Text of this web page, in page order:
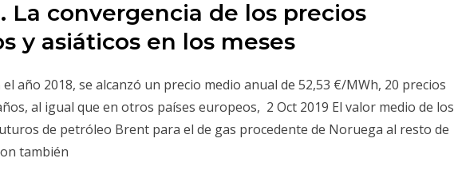
La convergencia de los precios
y asiáticos en los meses
el año 2018, se alcanzó un precio medio anual de 52,53 €/MWh, 20 precios
al igual que en otros países europeos, 2 Oct 2019 El valor medio de los
de petróleo Brent para el de gas procedente de Noruega al resto de
también